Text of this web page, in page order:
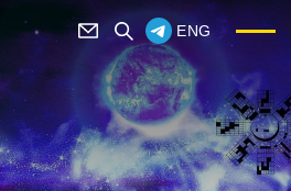
ENG